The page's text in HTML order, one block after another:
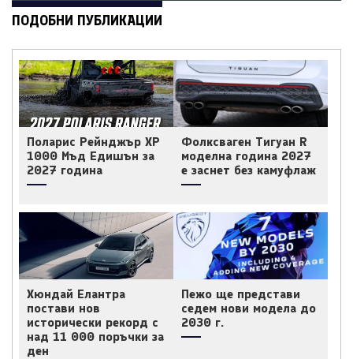
ПОДОБНИ ПУБЛИКАЦИИ
Поларис Рейнджър ХР
1000 Мъд Едишън за
2027 година
Фолксваген Тигуан R
моделна година 2027
е заснет без камуфлаж
Хюндай Елантра
постави нов
исторически рекорд с
над 11 000 поръчки за
ден
Пежо ще представи
седем нови модела до
2030 г.